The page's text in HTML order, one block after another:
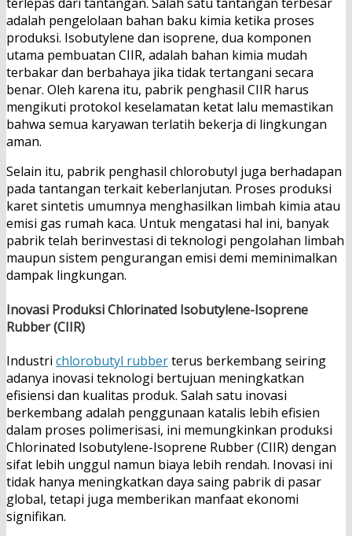
adalah pengelolaan bahan baku kimia ketika proses
produksi. Isobutylene dan isoprene, dua komponen
utama pembuatan CIIR, adalah bahan kimia mudah
terbakar dan berbahaya jika tidak tertangani secara
benar. Oleh karena itu, pabrik penghasil CIIR harus
mengikuti protokol keselamatan ketat lalu memastikan
bahwa semua karyawan terlatih bekerja di lingkungan
aman.
Selain itu, pabrik penghasil chlorobutyl juga berhadapan
pada tantangan terkait keberlanjutan. Proses produksi
karet sintetis umumnya menghasilkan limbah kimia atau
emisi gas rumah kaca. Untuk mengatasi hal ini, banyak
pabrik telah berinvestasi di teknologi pengolahan limbah
maupun sistem pengurangan emisi demi meminimalkan
dampak lingkungan.
Inovasi Produksi Chlorinated Isobutylene-Isoprene
Rubber (CIIR)
Industri chlorobutyl rubberterus berkembang seiring
adanya inovasi teknologi bertujuan meningkatkan
efisiensi dan kualitas produk. Salah satu inovasi
berkembang adalah penggunaan katalis lebih efisien
dalam proses polimerisasi, ini memungkinkan produksi
Chlorinated Isobutylene-Isoprene Rubber (CIIR) dengan
sifat lebih unggul namun biaya lebih rendah. Inovasi ini
tidak hanya meningkatkan daya saing pabrik di pasar
global, tetapi juga memberikan manfaat ekonomi
signifikan.